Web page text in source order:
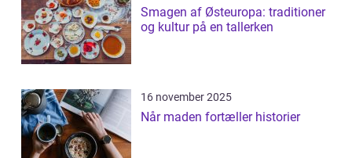
Smagen af Østeuropa: traditioner
og kultur på en tallerken
16 november 2025
Når maden fortæller historier